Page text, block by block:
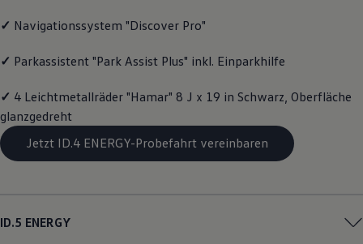
Räder und Reifen
Economy Service
Volkswagen Teile
Modellspezifisches Zubehör
Transport
Entertainment und Elektronik
Individualisieren
✓ Navigationssystem "Discover Pro"
✓ Parkassistent "Park Assist Plus" inkl. Einparkhilfe
✓ 4 Leichtmetallräder "Hamar" 8 J x 19 in Schwarz, Oberfläche
glanzgedreht
Jetzt ID.4 ENERGY-Probefahrt vereinbaren
ID.5 ENERGY